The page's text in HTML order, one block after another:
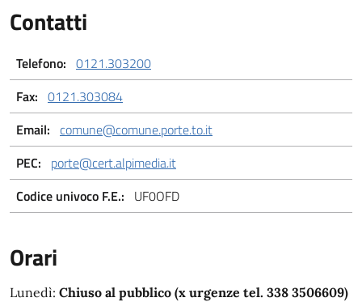
Contatti
Telefono: 0121.303200
Fax: 0121.303084
Email: comune@comune.porte.to.it
PEC: porte@cert.alpimedia.it
Codice univoco F.E.: UF0OFD
Orari
Lunedì: Chiuso al pubblico (x urgenze tel. 338 3506609)